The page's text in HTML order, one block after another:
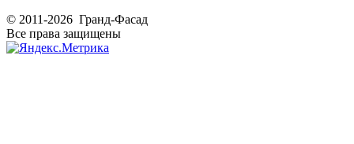
© 2011-2026 Гранд-Фасад
Все права защищены